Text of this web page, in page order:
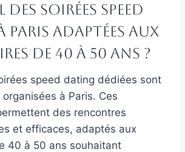
des soirées speed
adaptées aux
de 40 à 50 ans ?
speed dating dédiées sont
à Paris. Ces
des rencontres
et efficaces, adaptés aux
40 à 50 ans souhaitant